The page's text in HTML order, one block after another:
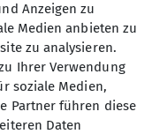
Anzeigen zu
Medien anbieten zu
zu analysieren.
Ihrer Verwendung
soziale Medien,
Partner führen diese
Daten